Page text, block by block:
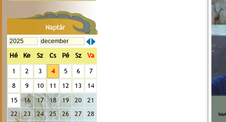
Naptár
Hé Ke Sz Cs Pé Sz Va
1 2 3 4 5 6
7
8
9 10 11 12 13
14
15
16 17 18 19 20
21
22
23 24 25 26 27
28